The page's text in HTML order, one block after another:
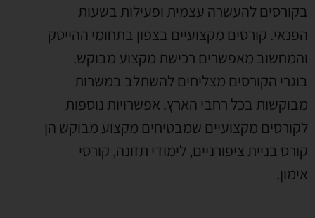
בקורסים להעשרה עצמית ופעילות בשעות
הפנאי. קורסים מקצועיים בצפון בתחומי ההייטק
והמחשוב מאפשרים רכישת מקצוע מבוקש.
בוגרי הקורסים מצליחים להשתלב במשרות
מבוקשות בכל רחבי הארץ. אפשרויות נוספות
לקורסים מקצועיים שמבטיחים מקצוע מבוקש הן
קורס בניית ציפורניים, לימודי תזונה, קורסי
אימון.